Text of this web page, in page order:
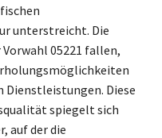
unterstreicht. Die
05221 fallen,
Dienstleistungen. Diese
spiegelt sich
auf der die